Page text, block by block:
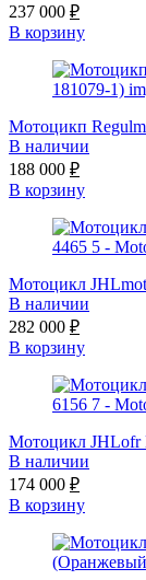
237 000 ₽
В корзину
Мотоцикп
В наличии
188 000 ₽
В корзину
Мотоцикл
В наличии
282 000 ₽
В корзину
Мотоцикл JHLofr
В наличии
174 000 ₽
В корзину